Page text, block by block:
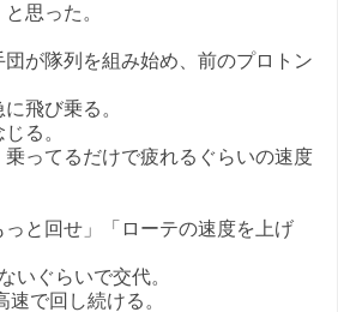
思った。
が隊列を組み始め、前のプロトン
飛び乗る。
る。
乗ってるだけで疲れるぐらいの速度
と回せ」「ローテの速度を上げ
いぐらいで交代。
で回し続ける。